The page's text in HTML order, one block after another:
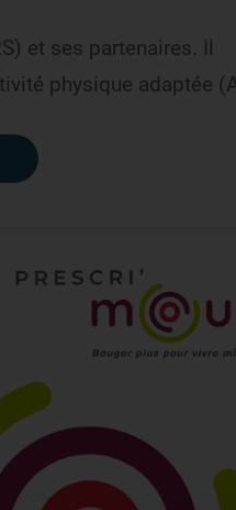
et ses partenaires. Il
physique adaptée